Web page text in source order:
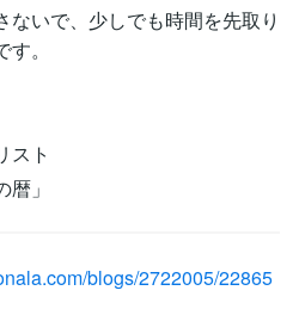
いで、少しでも時間を先取り
。
スト
」
blogs/2722005/22865